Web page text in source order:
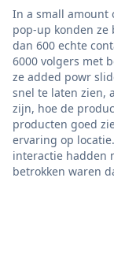
In a small amount
pop-up konden ze
dan 600 echte
6000 volgers met
ze added powr
snel te laten zien,
zijn, hoe de
producten goed
ervaring op
interactie hadden
betrokken waren